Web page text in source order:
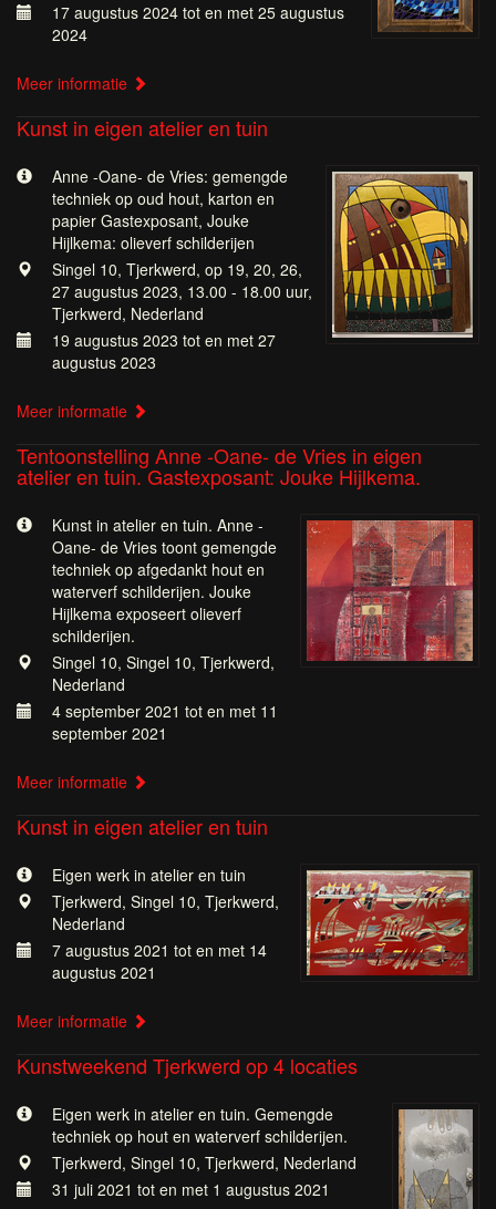
17 augustus 2024 tot en met 25 augustus
2024
Meer informatie
Kunst in eigen atelier en tuin
Anne -Oane- de Vries: gemengde
techniek op oud hout, karton en
papier Gastexposant, Jouke
Hijlkema: olieverf schilderijen
Singel 10, Tjerkwerd, op 19, 20, 26,
27 augustus 2023, 13.00 - 18.00 uur,
Tjerkwerd, Nederland
19 augustus 2023 tot en met 27
augustus 2023
Meer informatie
Tentoonstelling Anne -Oane- de Vries in eigen
atelier en tuin. Gastexposant: Jouke Hijlkema.
Kunst in atelier en tuin. Anne -
Oane- de Vries toont gemengde
techniek op afgedankt hout en
waterverf schilderijen. Jouke
Hijlkema exposeert olieverf
schilderijen.
Singel 10, Singel 10, Tjerkwerd,
Nederland
4 september 2021 tot en met 11
september 2021
Meer informatie
Kunst in eigen atelier en tuin
Eigen werk in atelier en tuin
Tjerkwerd, Singel 10, Tjerkwerd,
Nederland
7 augustus 2021 tot en met 14
augustus 2021
Meer informatie
Kunstweekend Tjerkwerd op 4 locaties
Eigen werk in atelier en tuin. Gemengde
techniek op hout en waterverf schilderijen.
Tjerkwerd, Singel 10, Tjerkwerd, Nederland
31 juli 2021 tot en met 1 augustus 2021